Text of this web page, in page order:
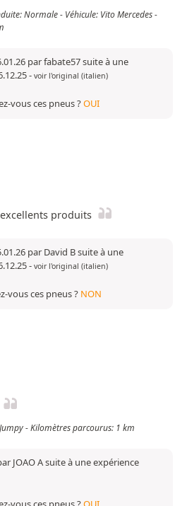
Normale - Véhicule: Vito Mercedes -
par fabate57 suite à une
- voir l'original (italien)
vous ces pneus ?OUI
produits
par David B suite à une
- voir l'original (italien)
vous ces pneus ? NON
- Kilomètres parcourus: 1 km
JOAO A suite à une expérience